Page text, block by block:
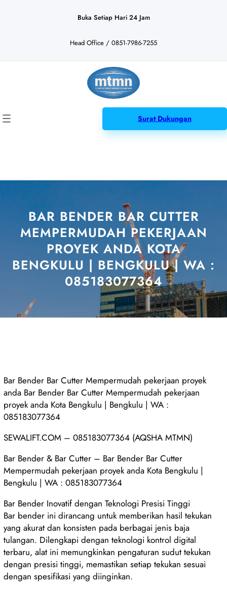
Buka Setiap Hari 24 Jam
Head Office / 0851-7986-7255
Surat Dukungan
BAR BENDER BAR CUTTER
MEMPERMUDAH PEKERJAAN
PROYEK ANDA KOTA
BENGKULU | BENGKULU | WA :
085183077364
Bar Bender Bar Cutter Mempermudah pekerjaan proyek
anda Bar Bender Bar Cutter Mempermudah pekerjaan
proyek anda Kota Bengkulu | Bengkulu | WA :
085183077364
SEWALIFT.COM – 085183077364 (AQSHA MTMN)
Bar Bender & Bar Cutter – Bar Bender Bar Cutter
Mempermudah pekerjaan proyek anda Kota Bengkulu |
Bengkulu | WA : 085183077364
Bar Bender Inovatif dengan Teknologi Presisi Tinggi
Bar bender ini dirancang untuk memberikan hasil tekukan
yang akurat dan konsisten pada berbagai jenis baja
tulangan. Dilengkapi dengan teknologi kontrol digital
terbaru, alat ini memungkinkan pengaturan sudut tekukan
dengan presisi tinggi, memastikan setiap tekukan sesuai
dengan spesifikasi yang diinginkan.